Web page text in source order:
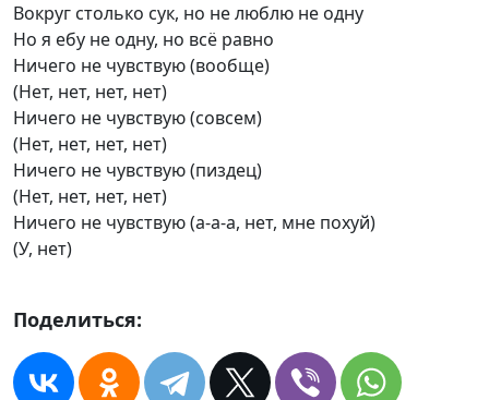
Вокруг столько сук, но не люблю не одну
Но я ебу не одну, но всё равно
Ничего не чувствую (вообще)
(Нет, нет, нет, нет)
Ничего не чувствую (совсем)
(Нет, нет, нет, нет)
Ничего не чувствую (пиздец)
(Нет, нет, нет, нет)
Ничего не чувствую (а-а-а, нет, мне похуй)
(У, нет)
Поделиться: